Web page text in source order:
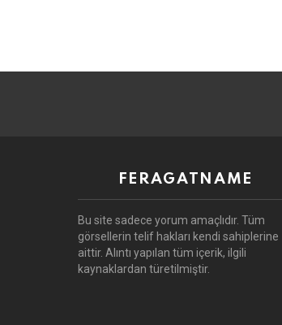
FERAGATNAME
Bu site sadece yorum amaçlıdır. Tüm
görsellerin telif hakları kendi sahiplerine
aittir. Alıntı yapılan tüm içerik, ilgili
kaynaklardan türetilmiştir.